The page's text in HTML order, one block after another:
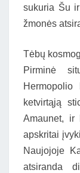
sukuria Šu
žmonės
Tėbų
Pirminė
ketvirtąją
Amaunet, ir
apskritai
Naujojoje
atsiranda